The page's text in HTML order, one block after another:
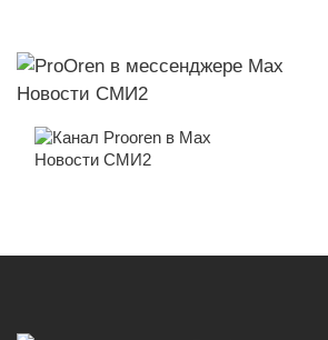
Новости СМИ2
Новости СМИ2